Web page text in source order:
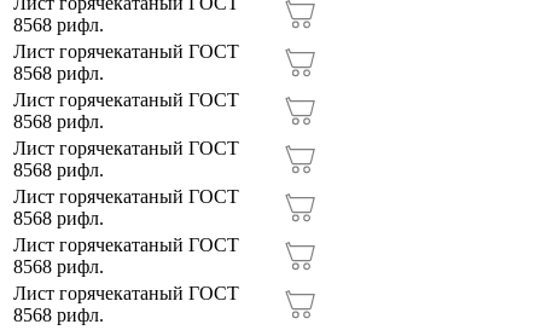
ТАМБОВ (
УЛЬЯНОВСК (
УФА (
ЧЕБОКСАРЫ (4)
ЧЕЛЯБИНСК (4)
ЯРОСЛАВЛЬ (4 )
8568 рифл.
Лист горячекатаный ГОСТ
8568 рифл.
Лист горячекатаный ГОСТ
8568 рифл.
Лист горячекатаный ГОСТ
8568 рифл.
Лист горячекатаный ГОСТ
8568 рифл.
Лист горячекатаный ГОСТ
8568 рифл.
Лист горячекатаный ГОСТ
8568 рифл.